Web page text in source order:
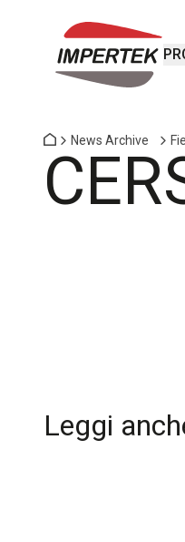
News Archive
Leggi